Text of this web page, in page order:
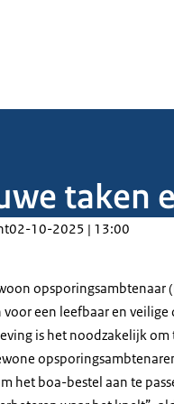
taken
02-10-2025 | 13:00
opsporingsambtenaar
voor een leefbaar en
is het noodzakelijk
het boa-bestel aan te